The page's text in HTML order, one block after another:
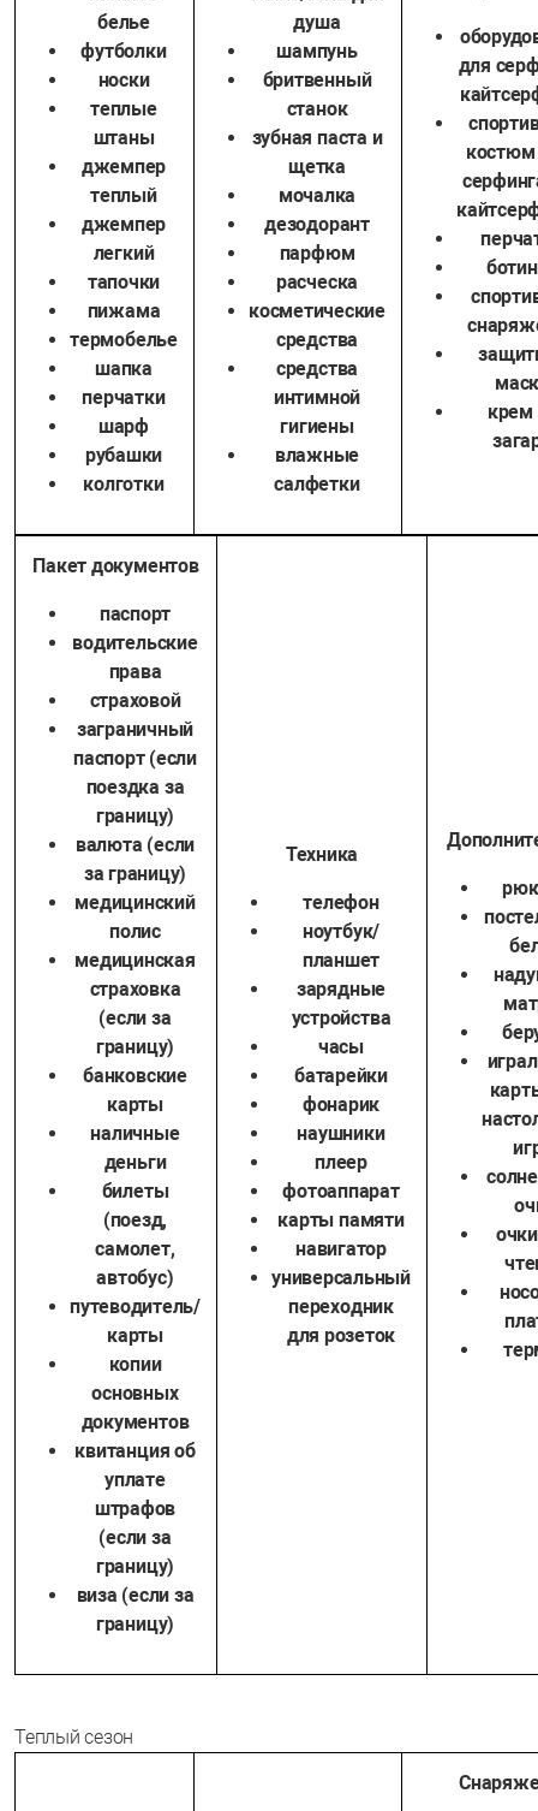
белье
футболки
носки
теплые
штаны
джемпер
теплый
джемпер
легкий
тапочки
пижама
термобелье
шапка
перчатки
шарф
рубашки
колготки
душа
шампунь
бритвенный
станок
зубная паста и
щетка
мочалка
дезодорант
парфюм
расческа
косметические
средства
средства
интимной
гигиены
влажные
салфетки
для
крем
Пакет документов
паспорт
водительские
права
страховой
заграничный
паспорт (если
поездка за
границу)
валюта (если
за границу)
медицинский
полис
медицинская
страховка
(если за
границу)
банковские
карты
наличные
деньги
билеты
(поезд,
самолет,
автобус)
путеводитель/
карты
копии
основных
документов
квитанция об
уплате
штрафов
(если за
границу)
виза (если за
границу)
Техника
телефон
ноутбук/
планшет
зарядные
устройства
часы
батарейки
фонарик
наушники
плеер
фотоаппарат
карты памяти
навигатор
универсальный
переходник
для розеток
Теплый сезон